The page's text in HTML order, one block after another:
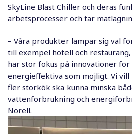
SkyLine Blast Chiller och deras
arbetsprocesser och tar
– Våra produkter lämpar sig väl
till exempel hotell och
har stor fokus på innovationer för
energieffektiva som möjligt. Vi
fler storkök ska kunna minska
vattenförbrukning och
Norell.